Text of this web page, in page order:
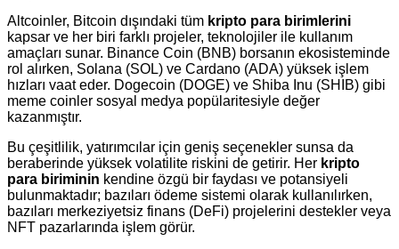
Altcoinler, Bitcoin dışındaki tüm kripto para birimlerini
kapsar ve her biri farklı projeler, teknolojiler ile kullanım
amaçları sunar. Binance Coin (BNB) borsanın ekosisteminde
rol alırken, Solana (SOL) ve Cardano (ADA) yüksek işlem
hızları vaat eder. Dogecoin (DOGE) ve Shiba Inu (SHIB) gibi
meme coinler sosyal medya popülaritesiyle değer
kazanmıştır.
Bu çeşitlilik, yatırımcılar için geniş seçenekler sunsa da
beraberinde yüksek volatilite riskini de getirir. Her kripto
para biriminin kendine özgü bir faydası ve potansiyeli
bulunmaktadır; bazıları ödeme sistemi olarak kullanılırken,
bazıları merkeziyetsiz finans (DeFi) projelerini destekler veya
NFT pazarlarında işlem görür.